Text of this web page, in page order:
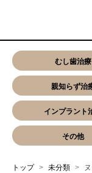
むし歯治療
親知らず治
インプラント
その他
トップ 未分類